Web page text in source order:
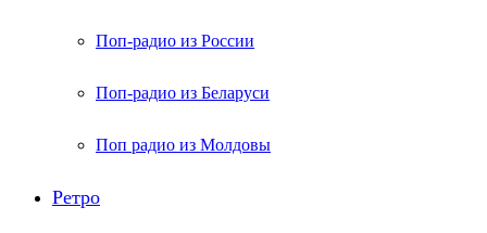
Поп-радио из России
Поп-радио из Беларуси
Поп радио из Молдовы
Ретро